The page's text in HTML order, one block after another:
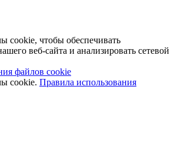
cookie, чтобы обеспечивать
веб-сайта и анализировать сетевой
файлов cookie
cookie. Правила использования